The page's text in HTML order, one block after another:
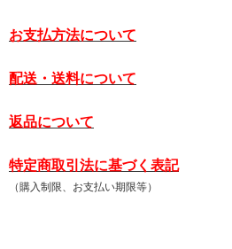
お支払方法について
配送・送料について
返品について
特定商取引法に基づく表記
（購入制限、お支払い期限等）